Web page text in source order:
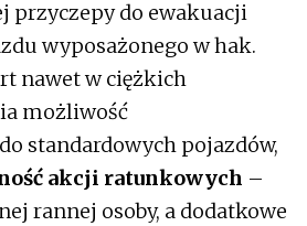
przyczepy do ewakuacji
wyposażonego w hak.
nawet w ciężkich
możliwość
standardowych pojazdów,
akcji ratunkowych –
rannej osoby, a dodatkowe